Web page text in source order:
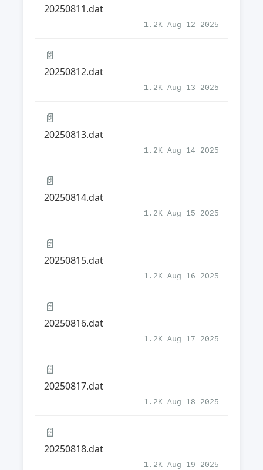
20250811.dat
1.2K Aug 12 2025
📄
20250812.dat
1.2K Aug 13 2025
📄
20250813.dat
1.2K Aug 14 2025
📄
20250814.dat
1.2K Aug 15 2025
📄
20250815.dat
1.2K Aug 16 2025
📄
20250816.dat
1.2K Aug 17 2025
📄
20250817.dat
1.2K Aug 18 2025
📄
20250818.dat
1.2K Aug 19 2025